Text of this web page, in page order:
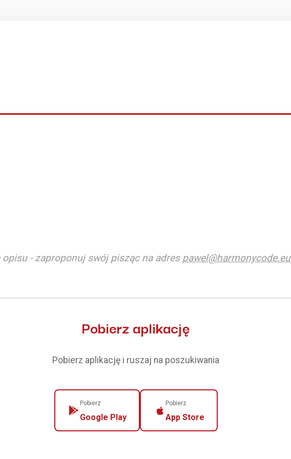
- zaproponuj swój pisząc na adres pawel@harmonycode.eu
Pobierz aplikację
Pobierz aplikację i ruszaj na poszukiwania
Pobierz
Google Play
Pobierz
App Store